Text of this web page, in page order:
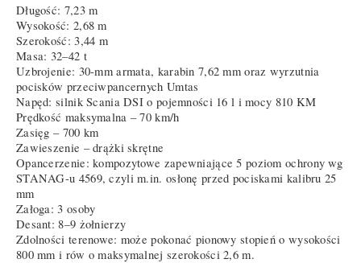
Długość: 7,23 m
Wysokość: 2,68 m
Szerokość: 3,44 m
Masa: 32–42 t
Uzbrojenie: 30-mm armata, karabin 7,62 mm oraz wyrzutnia
pocisków przeciwpancernych Umtas
Napęd: silnik Scania DSI o pojemności 16 l i mocy 810 KM
Prędkość maksymalna – 70 km/h
Zasięg – 700 km
Zawieszenie – drążki skrętne
Opancerzenie: kompozytowe zapewniające 5 poziom ochrony wg
STANAG-u 4569, czyli m.in. osłonę przed pociskami kalibru 25
mm
Załoga: 3 osoby
Desant: 8–9 żołnierzy
Zdolności terenowe: może pokonać pionowy stopień o wysokości
800 mm i rów o maksymalnej szerokości 2,6 m.